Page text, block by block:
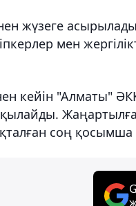
жүзеге
мен
кейін "Алматы"
соң қосымша